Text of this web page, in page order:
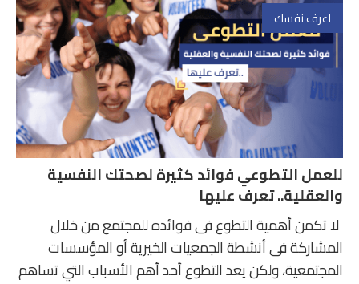
اعرف نفسك
للعمل التطوعي فوائد كثيرة لصحتك النفسية
والعقلية.. تعرف عليها
لا تكمن أهمية التطوع فى فوائده للمجتمع من خلال
المشاركة فى أنشطة الجمعيات الخيرية أو المؤسسات
المجتمعية، ولكن يعد التطوع أحد أهم الأسباب التي تساهم